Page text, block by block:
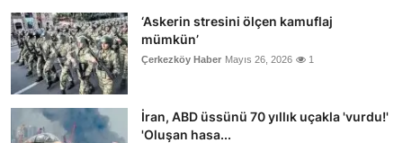
‘Askerin stresini ölçen kamuflaj
mümkün’
Çerkezköy Haber Mayıs 26, 2026 1
İran, ABD üssünü 70 yıllık uçakla 'vurdu!'
'Oluşan hasa...